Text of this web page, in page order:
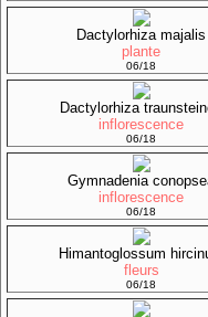
Dactylorhiza majalis
plante
06/18
Dactylorhiza
inflorescence
06/18
Gymnadenia
inflorescence
06/18
Himantoglossum
fleurs
06/18